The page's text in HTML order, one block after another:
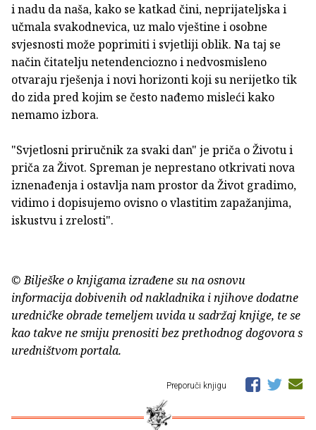
i nadu da naša, kako se katkad čini, neprijateljska i
učmala svakodnevica, uz malo vještine i osobne
svjesnosti može poprimiti i svjetliji oblik. Na taj se
način čitatelju netendenciozno i nedvosmisleno
otvaraju rješenja i novi horizonti koji su nerijetko tik
do zida pred kojim se često nađemo misleći kako
nemamo izbora.
"Svjetlosni priručnik za svaki dan" je priča o Životu i
priča za Život. Spreman je neprestano otkrivati nova
iznenađenja i ostavlja nam prostor da Život gradimo,
vidimo i dopisujemo ovisno o vlastitim zapažanjima,
iskustvu i zrelosti".
© Bilješke o knjigama izrađene su na osnovu
informacija dobivenih od nakladnika i njihove dodatne
uredničke obrade temeljem uvida u sadržaj knjige, te se
kao takve ne smiju prenositi bez prethodnog dogovora s
uredništvom portala.
Preporuči knjigu